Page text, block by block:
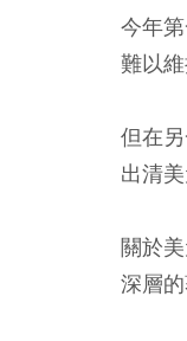
今年
難以
但在另
出清
關於
深層